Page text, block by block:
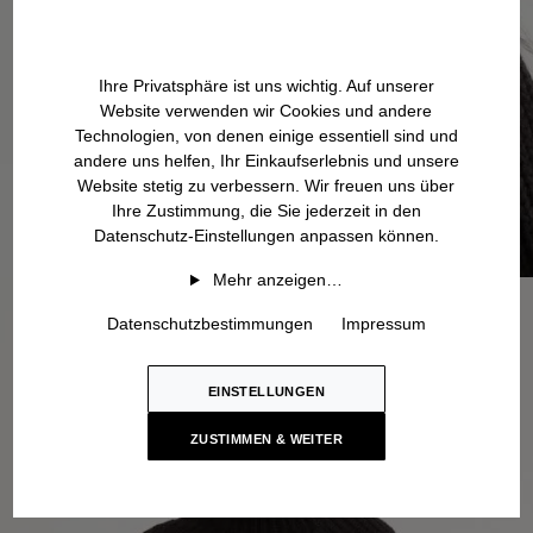
Ihre Privatsphäre ist uns wichtig. Auf unserer
Website verwenden wir Cookies und andere
Technologien, von denen einige essentiell sind und
andere uns helfen, Ihr Einkaufserlebnis und unsere
Website stetig zu verbessern. Wir freuen uns über
Ihre Zustimmung, die Sie jederzeit in den
Datenschutz-Einstellungen anpassen können.
Mehr anzeigen…
Datenschutzbestimmungen Impressum
EINSTELLUNGEN
ZUSTIMMEN & WEITER